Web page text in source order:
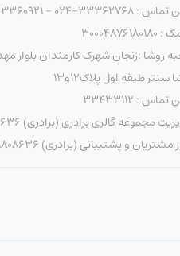
024 - 33360921-024 - 33360274-024
روشا :زنجان شهرک کارمندان بلوار
سنتر طبقه اول پلاک۱۲و۱۳
: ۳۳۴۳۳۱۱۲
مجموعه گالری برادری (برادری) 09123410636
مشتریان و پشتیبانی (برادری) 09058808636